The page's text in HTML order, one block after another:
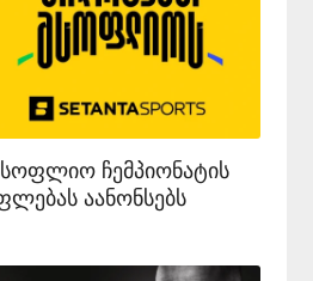
ჩემპიონატის
აანონსებს